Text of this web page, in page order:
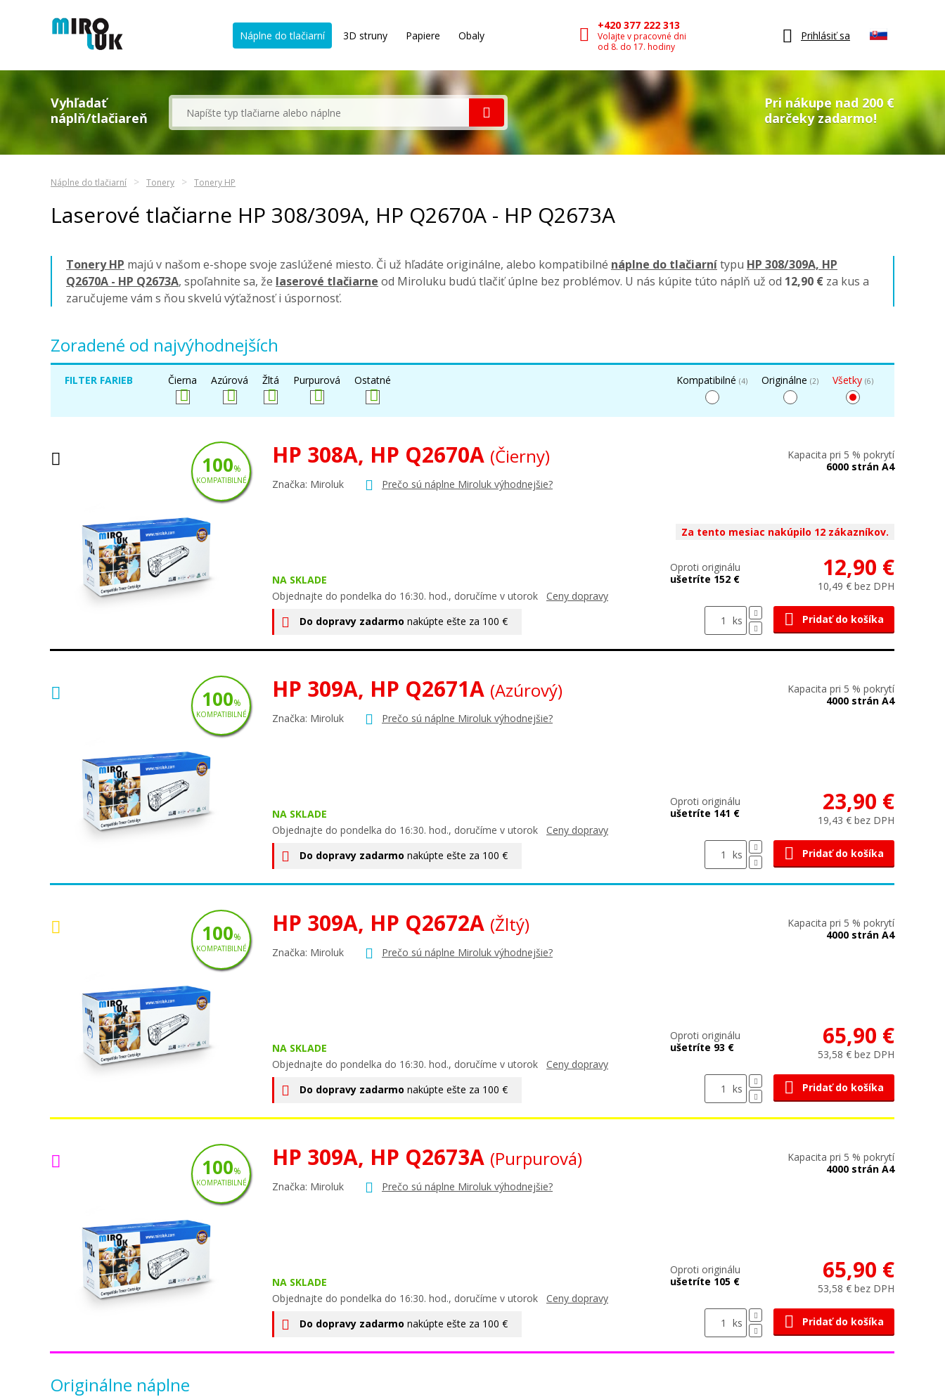
Náplne do tlačiarní 3D struny Papiere Obaly
+420 377 222 313
Volajte v pracovné dni
od 8. do 17. hodiny
Prihlásiť sa
Vyhľadať
náplň/tlačiareň
Pri nákupe nad 200 €
darčeky zadarmo!
Náplne do tlačiarní Tonery Tonery HP
Laserové tlačiarne HP 308/309A, HP Q2670A - HP Q2673A
Tonery HP majú v našom e-shope svoje zaslúžené miesto. Či už hľadáte originálne, alebo kompatibilné náplne do tlačiarnítypu HP 308/309A, HP
Q2670A - HP Q2673A, spoľahnite sa, že laserové tlačiarne od Miroluku budú tlačiť úplne bez problémov. U nás kúpite túto náplň už od 12,90 € za kus a
zaručujeme vám s ňou skvelú výťažnosť i úspornosť.
Zoradené od najvýhodnejších
FILTER FARIEB Čierna Azúrová Žltá Purpurová Ostatné Kompatibilné (4) Originálne (2) Všetky (6)
HP 308A, HP Q2670A (Čierny)
Značka: Miroluk Prečo sú náplne Miroluk výhodnejšie?
NA SKLADE
Objednajte do pondelka do 16:30. hod., doručíme v utorok Ceny dopravy
Do dopravy zadarmo nakúpte ešte za 100 €
Kapacita pri 5 % pokrytí
6000 strán A4
Za tento mesiac nakúpilo 12 zákazníkov.
Oproti originálu
ušetríte 152 €
12,90 €
10,49 € bez DPH
ks Pridať do košíka
100%
KOMPATIBILNÉ
HP 309A, HP Q2671A (Azúrový)
Značka: Miroluk Prečo sú náplne Miroluk výhodnejšie?
NA SKLADE
Objednajte do pondelka do 16:30. hod., doručíme v utorok Ceny dopravy
Do dopravy zadarmo nakúpte ešte za 100 €
Kapacita pri 5 % pokrytí
4000 strán A4
Oproti originálu
ušetríte 141 €
23,90 €
19,43 € bez DPH
ks Pridať do košíka
100%
KOMPATIBILNÉ
HP 309A, HP Q2672A (Žltý)
Značka: Miroluk Prečo sú náplne Miroluk výhodnejšie?
NA SKLADE
Objednajte do pondelka do 16:30. hod., doručíme v utorok Ceny dopravy
Do dopravy zadarmo nakúpte ešte za 100 €
Kapacita pri 5 % pokrytí
4000 strán A4
Oproti originálu
ušetríte 93 €
65,90 €
53,58 € bez DPH
ks Pridať do košíka
100%
KOMPATIBILNÉ
HP 309A, HP Q2673A (Purpurová)
Značka: Miroluk Prečo sú náplne Miroluk výhodnejšie?
NA SKLADE
Objednajte do pondelka do 16:30. hod., doručíme v utorok Ceny dopravy
Do dopravy zadarmo nakúpte ešte za 100 €
Kapacita pri 5 % pokrytí
4000 strán A4
Oproti originálu
ušetríte 105 €
65,90 €
53,58 € bez DPH
ks Pridať do košíka
100%
KOMPATIBILNÉ
Originálne náplne